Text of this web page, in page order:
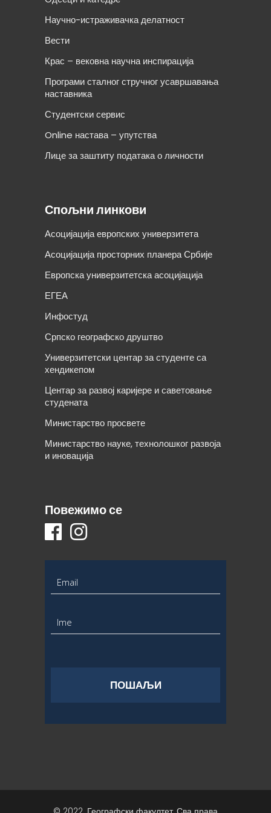
Научно-истраживачка делатност
Вести
Крас – вековна научна инспирација
Програми сталног стручног усавршавања
наставника
Студентски сервис
Online настава – упутства
Лице за заштиту података о личности
Спољни линкови
Асоцијација европских универзитета
Асоцијација просторних планера Србије
Европска универзитетска асоцијација
ЕГЕА
Инфостуд
Српско географско друштво
Универзитетски центар за студенте са
хендикепом
Центар за развој каријере и саветовање
студената
Министарство просвете
Министарство науке, технолошког развоја
и иновација
Повежимо се